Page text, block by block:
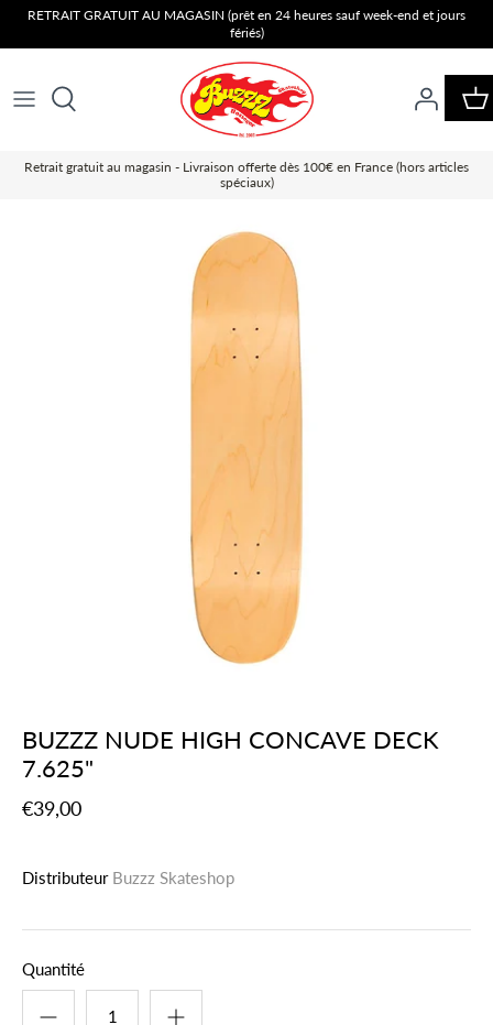
PasserRETRAIT GRATUIT AU MAGASIN (prêt en 24 heures sauf week-end et jours
fériés)
Retrait gratuit au magasin - Livraison offerte dès 100€ en France (hors articles
spéciaux)
BUZZZ NUDE HIGH CONCAVE DECK
7.625"
€39,00
Distributeur Buzzz Skateshop
Quantité